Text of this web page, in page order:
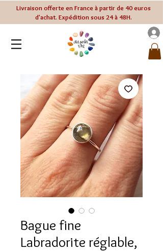
Livraison offerte en France à partir de 40 euros
d'achat. Expédition sous 24 à 48H.
Bague fine
Labradorite réglable,